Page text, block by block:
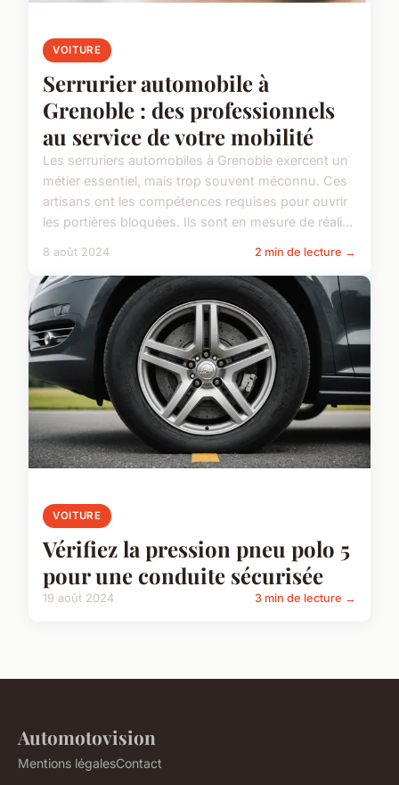
VOITURE
Serrurier automobile à
Grenoble : des professionnels
au service de votre mobilité
Les serruriers automobiles à Grenoble exercent un
métier essentiel, mais trop souvent méconnu. Ces
artisans ont les compétences requises pour ouvrir
les portières bloquées. Ils sont en mesure de réali...
8 août 2024 2 min de lecture →
VOITURE
Vérifiez la pression pneu polo 5
pour une conduite sécurisée
19 août 2024 3 min de lecture →
Automotovision
Mentions légalesContact